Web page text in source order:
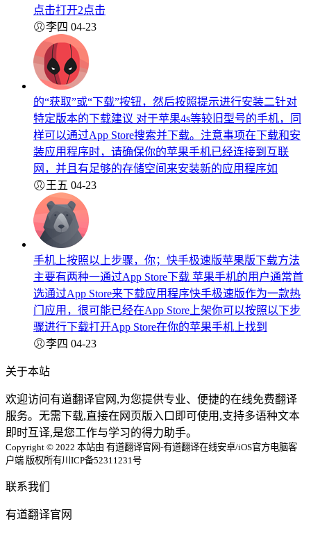
点击打开2点击
李四 04-23
的“获取”或“下载”按钮，然后按照提示进行安装二针对
特定版本的下载建议 对于苹果4s等较旧型号的手机，同
样可以通过App Store搜索并下载。注意事项在下载和安
装应用程序时，请确保你的苹果手机已经连接到互联
网，并且有足够的存储空间来安装新的应用程序如
王五 04-23
手机上按照以上步骤，你；快手极速版苹果版下载方法
主要有两种一通过App Store下载 苹果手机的用户通常首
选通过App Store来下载应用程序快手极速版作为一款热
门应用，很可能已经在App Store上架你可以按照以下步
骤进行下载打开App Store在你的苹果手机上找到
李四 04-23
关于本站
欢迎访问有道翻译官网,为您提供专业、便捷的在线免费翻译
服务。无需下载,直接在网页版入口即可使用,支持多语种文本
即时互译,是您工作与学习的得力助手。
Copyright © 2022 本站由 有道翻译官网-有道翻译在线安卓/iOS官方电脑客
户端 版权所有川ICP备52311231号
联系我们
有道翻译官网